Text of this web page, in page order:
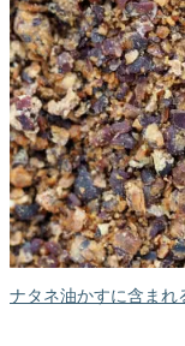
ナタネ油かすに含まれ